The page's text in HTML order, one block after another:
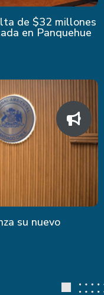
de $32 millones
en Panquehue
su nuevo